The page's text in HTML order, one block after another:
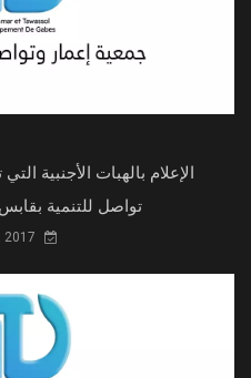
الإعلام بالهبات الأجنبية
تواصل للتنمية بقابس بتاريخ